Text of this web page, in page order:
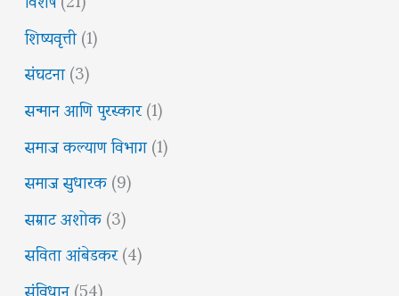
शिष्यवृत्ती(1)
संघटना(3)
सन्मान आणि पुरस्कार(1)
समाज कल्याण विभाग(1)
समाज सुधारक(9)
सम्राट अशोक(3)
सविता आंबेडकर(4)